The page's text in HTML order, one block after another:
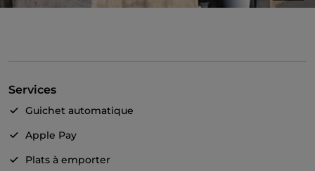
Services
Guichet automatique
Apple Pay
Plats à emporter